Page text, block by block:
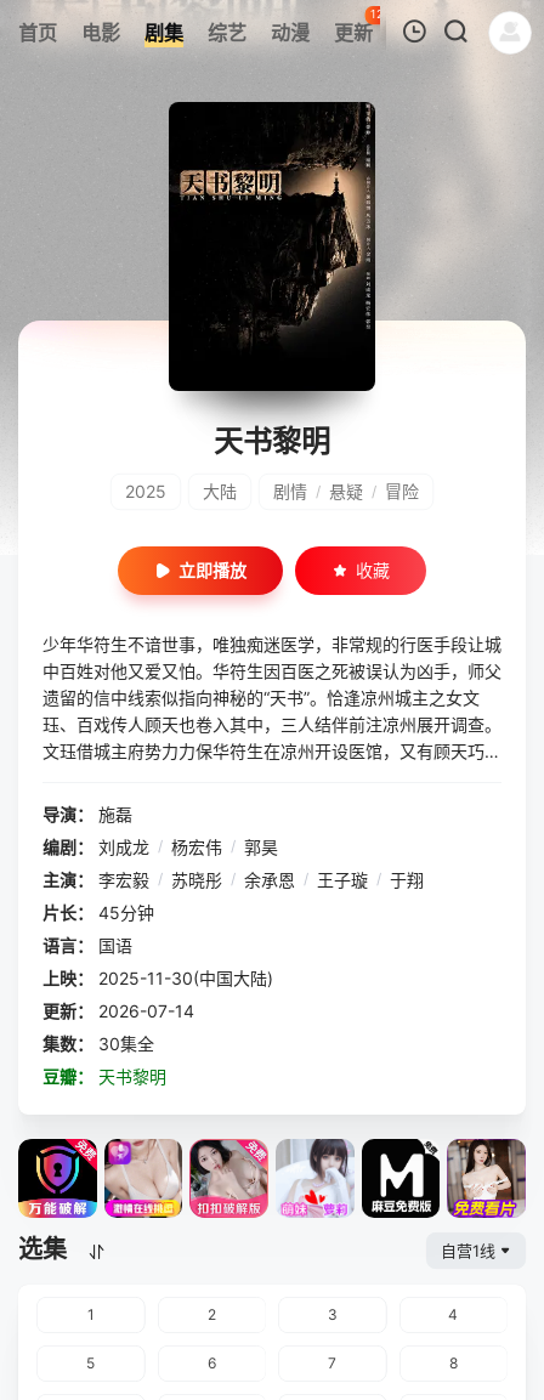
首页 电影 剧集 综艺 动漫 更新
120
热榜 APP
暂无观看影片的记录
天书黎明
2025 大陆 剧情 / 悬疑 / 冒险
立即播放 收藏
少年华符生不谙世事，唯独痴迷医学，非常规的行医手段让城
中百姓对他又爱又怕。华符生因百医之死被误认为凶手，师父
遗留的信中线索似指向神秘的“天书”。恰逢凉州城主之女文
珏、百戏传人顾天也卷入其中，三人结伴前注凉州展开调查。
文珏借城主府势力力保华符生在凉州开设医馆，又有顾天巧舌
真相，然而奇诡之事频发，迷局愈加错综。华符生并不知道，
导演：
施磊
编剧：
刘成龙 / 杨宏伟 / 郭昊
主演：
李宏毅 / 苏晓彤 / 余承恩 / 王子璇 / 于翔
片长：
45分钟
语言：
国语
上映：
2025-11-30(中国大陆)
更新：
2026-07-14
集数：
30集全
豆瓣：
天书黎明
选集 自营1线
1 2 3 4
5 6 7 8